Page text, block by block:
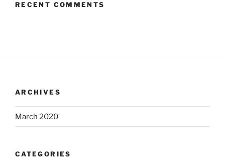
RECENT COMMENTS
ARCHIVES
March 2020
CATEGORIES